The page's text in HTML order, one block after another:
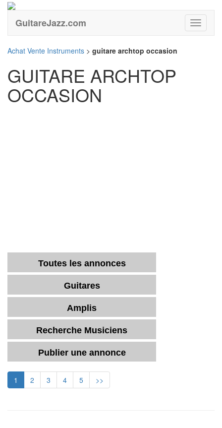
GuitareJazz.com
Achat Vente Instruments > guitare archtop occasion
GUITARE ARCHTOP
OCCASION
Toutes les annonces
Guitares
Amplis
Recherche Musiciens
Publier une annonce
1 2 3 4 5 >>